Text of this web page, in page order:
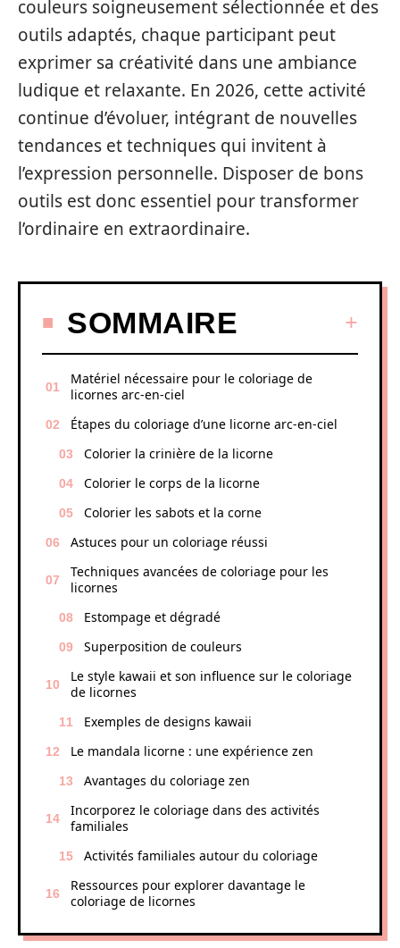
couleurs soigneusement sélectionnée et des
outils adaptés, chaque participant peut
exprimer sa créativité dans une ambiance
ludique et relaxante. En 2026, cette activité
continue d’évoluer, intégrant de nouvelles
tendances et techniques qui invitent à
l’expression personnelle. Disposer de bons
outils est donc essentiel pour transformer
l’ordinaire en extraordinaire.
SOMMAIRE
Matériel nécessaire pour le coloriage de
licornes arc-en-ciel
Étapes du coloriage d’une licorne arc-en-ciel
Colorier la crinière de la licorne
Colorier le corps de la licorne
Colorier les sabots et la corne
Astuces pour un coloriage réussi
Techniques avancées de coloriage pour les
licornes
Estompage et dégradé
Superposition de couleurs
Le style kawaii et son influence sur le coloriage
de licornes
Exemples de designs kawaii
Le mandala licorne : une expérience zen
Avantages du coloriage zen
Incorporez le coloriage dans des activités
familiales
Activités familiales autour du coloriage
Ressources pour explorer davantage le
coloriage de licornes